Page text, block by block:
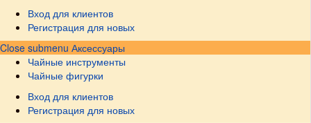
Вход для клиентов
Регистрация для новых
Close submenu Аксессуары
Чайные инструменты
Чайные фигурки
Вход для клиентов
Регистрация для новых